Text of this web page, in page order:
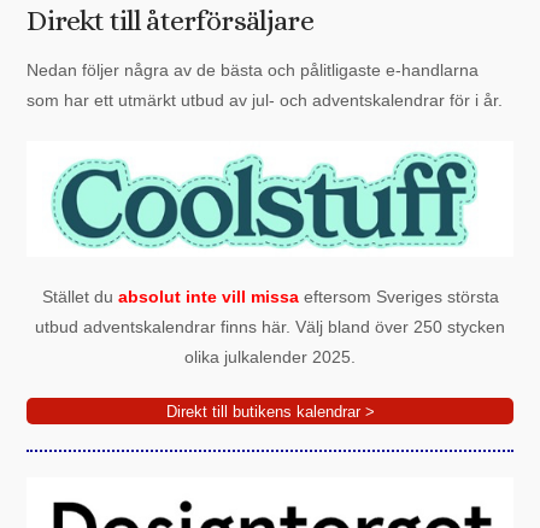
Direkt till återförsäljare
Nedan följer några av de bästa och pålitligaste e-handlarna
som har ett utmärkt utbud av jul- och adventskalendrar för i år.
Stället du absolut inte vill missaeftersom Sveriges största
utbud adventskalendrar finns här. Välj bland över 250 stycken
olika julkalender 2025.
Direkt till butikens kalendrar >